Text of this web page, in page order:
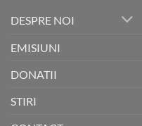
DESPRE NOI
EMISIUNI
DONATII
STIRI